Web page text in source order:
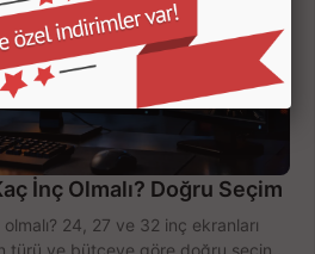
İnç Olmalı? Doğru Seçim
24, 27 ve 32 inç ekranları